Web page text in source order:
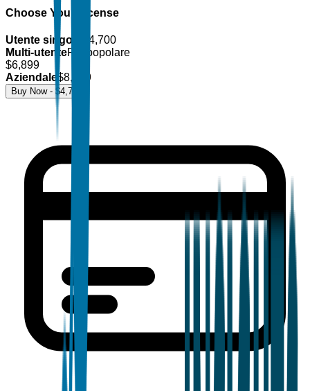
Choose Your License
Utente singolo
4,700
Multi-utentePiù popolare
$6,899
Aziendale $8,499
Buy Now - $4,700